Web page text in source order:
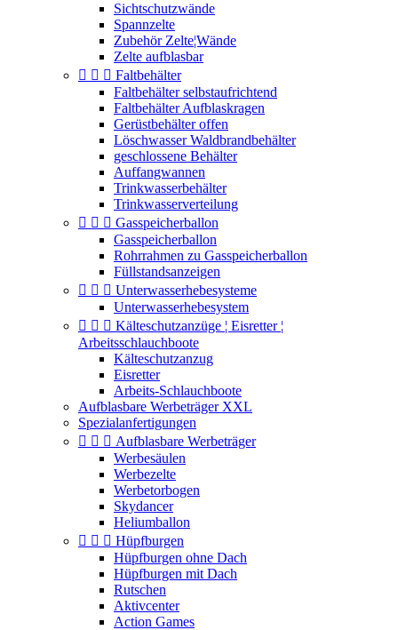
Sichtschutzwände
Spannzelte
Zubehör Zelte¦Wände
Zelte aufblasbar
   Faltbehälter
Faltbehälter selbstaufrichtend
Faltbehälter Aufblaskragen
Gerüstbehälter offen
Löschwasser Waldbrandbehälter
geschlossene Behälter
Auffangwannen
Trinkwasserbehälter
Trinkwasserverteilung
   Gasspeicherballon
Gasspeicherballon
Rohrrahmen zu Gasspeicherballon
Füllstandsanzeigen
   Unterwasserhebesysteme
Unterwasserhebesystem
   Kälteschutzanzüge ¦ Eisretter ¦
Arbeitsschlauchboote
Kälteschutzanzug
Eisretter
Arbeits-Schlauchboote
Aufblasbare Werbeträger XXL
Spezialanfertigungen
   Aufblasbare Werbeträger
Werbesäulen
Werbezelte
Werbetorbogen
Skydancer
Heliumballon
   Hüpfburgen
Hüpfburgen ohne Dach
Hüpfburgen mit Dach
Rutschen
Aktivcenter
Action Games